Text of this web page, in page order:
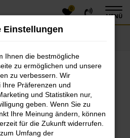
0
MENÜ
Error
aufgetreten.
die dir helfen können:
und deine
Einstellungen
Ihnen die bestmögliche
zu ermöglichen und unsere
zu verbessern. Wir
Präferenzen und
und Statistiken nur,
geben. Wenn Sie zu
Ihre Meinung ändern, können
für die Zukunft widerrufen.
Umfang der